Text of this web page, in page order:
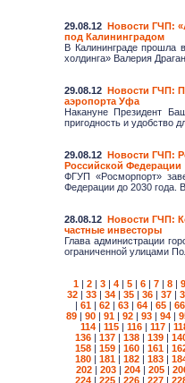
29.08.12 Новости ГЧП:
под Калининградом
В Калининграде прошла
холдинга» Валерия
29.08.12 Новости ГЧП:
аэропорта Уфа
Накануне Президент
пригодность и удобство
29.08.12 Новости ГЧП:
Российской Федерации
ФГУП «Росморпорт»
Федерации до 2030 года.
28.08.12 Новости ГЧП:
частные инвесторы
Глава администрации
ограниченной улицами
1 | 2 | 3 | 4 | 5 | 6 | 7 | 8 | 9
32 | 33 | 34 | 35 | 36 | 37 |
| 61 | 62 | 63 | 64 | 65 | 66
89 | 90 | 91 | 92 | 93 | 94 |
114 | 115 | 116 | 117 |
136 | 137 | 138 | 139 |
158 | 159 | 160 | 161 |
180 | 181 | 182 | 183 |
202 | 203 | 204 | 205 |
224 | 225 | 226 | 227 |